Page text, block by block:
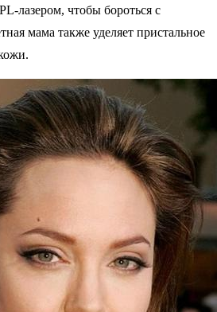
лазером, чтобы бороться с
мама также уделяет пристальное